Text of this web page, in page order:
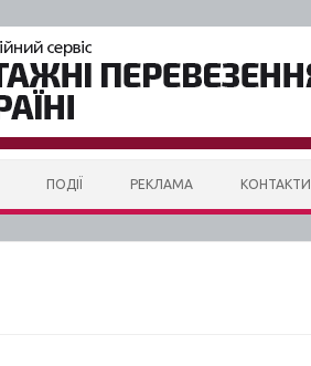
ПОДІЇ РЕКЛАМА КОНТАКТИ